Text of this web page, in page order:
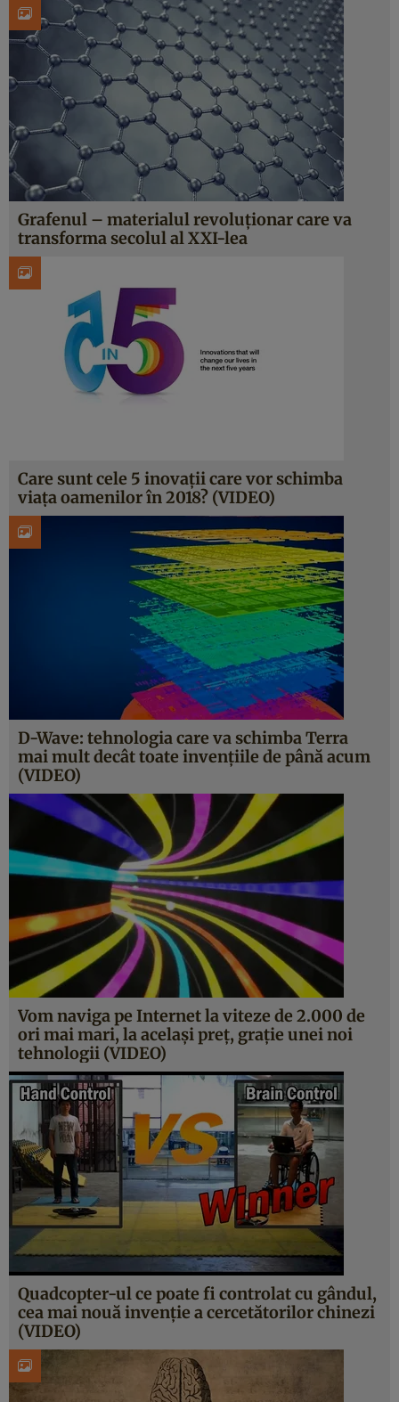
Grafenul – materialul revoluţionar care va
transforma secolul al XXI-lea
Care sunt cele 5 inovaţii care vor schimba
viaţa oamenilor în 2018? (VIDEO)
D-Wave: tehnologia care va schimba Terra
mai mult decât toate invenţiile de până acum
(VIDEO)
Vom naviga pe Internet la viteze de 2.000 de
ori mai mari, la acelaşi preţ, graţie unei noi
tehnologii (VIDEO)
Quadcopter-ul ce poate fi controlat cu gândul,
cea mai nouă invenţie a cercetătorilor chinezi
(VIDEO)